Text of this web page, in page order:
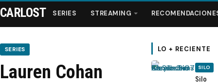
Series
CARLOST SERIES STREAMING
SERIES
Lauren Cohan
LO + RECIENTE
SILO
Silo